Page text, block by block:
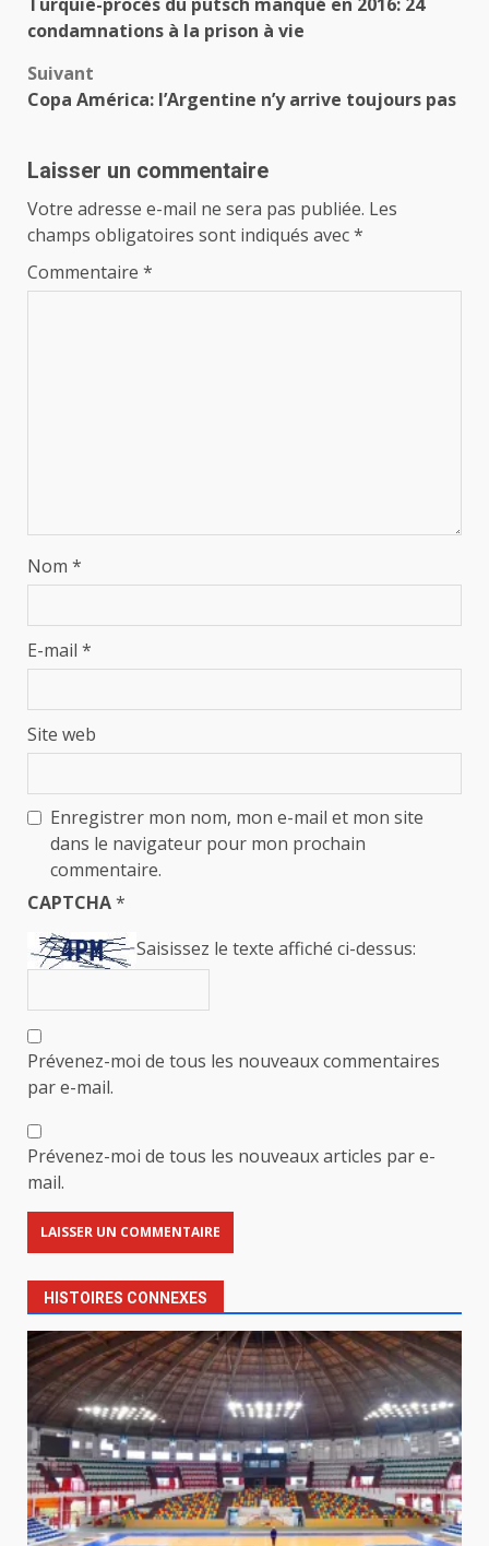
d’article
condamnations à la prison à vie
Suivant
Copa América: l’Argentine n’y arrive toujours pas
Laisser un commentaire
Votre adresse e-mail ne sera pas publiée. Les
champs obligatoires sont indiqués avec*
Commentaire *
Nom *
E-mail *
Site web
Enregistrer mon nom, mon e-mail et mon site
dans le navigateur pour mon prochain
commentaire.
CAPTCHA*
Saisissez le texte affiché ci-dessus:
Prévenez-moi de tous les nouveaux commentaires
par e-mail.
Prévenez-moi de tous les nouveaux articles par e-
mail.
HISTOIRES CONNEXES